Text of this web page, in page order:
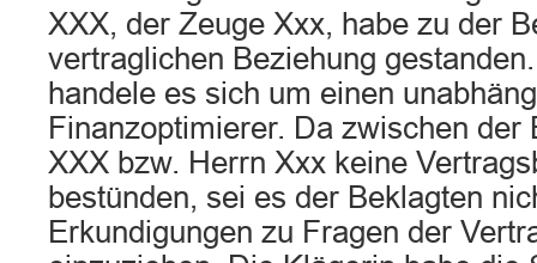
XXX, der Zeuge Xxx, habe zu der
vertraglichen Beziehung
handele es sich um einen
Finanzoptimierer. Da zwischen der
XXX bzw. Herrn Xxx keine
bestünden, sei es der Beklagten
Erkundigungen zu Fragen der